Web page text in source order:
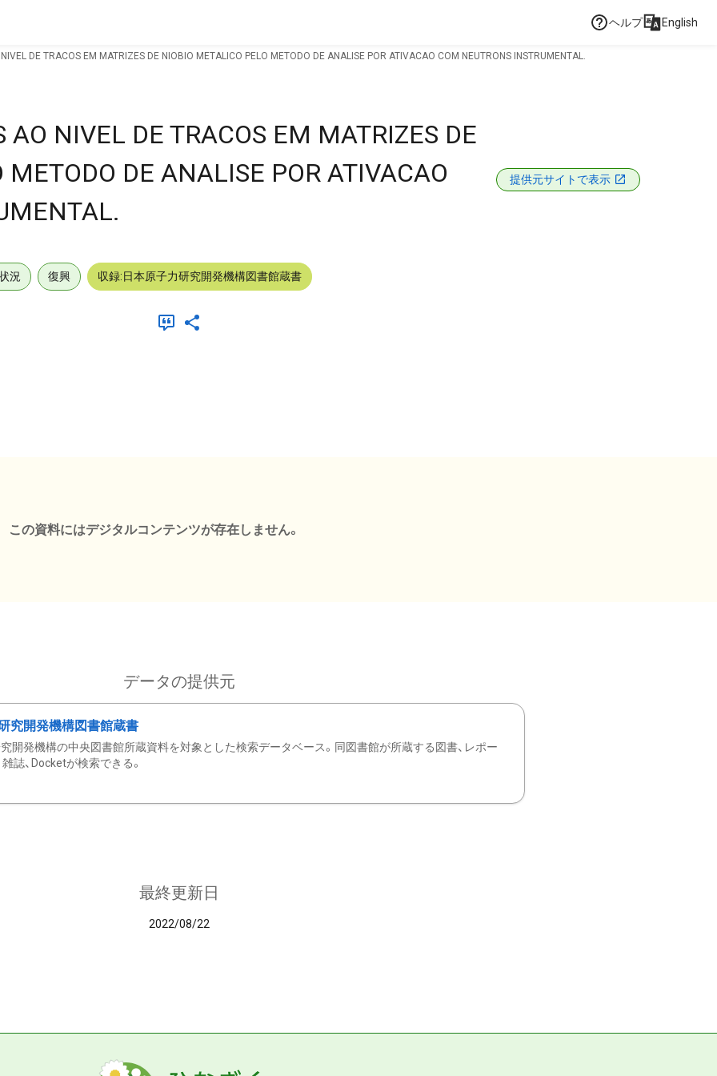
ヘルプ English
DE TRACOS EM MATRIZES DE NIOBIO METALICO PELO METODO DE ANALISE POR ATIVACAO COM NEUTRONS INSTRUMENTAL.
NIVEL DE TRACOS EM MATRIZES DE
DE ANALISE POR ATIVACAO
提供元サイトで表示
況 復興 収録:日本原子力研究開発機構図書館蔵書
この資料にはデジタルコンテンツが存在しません。
データの提供元
究開発機構図書館蔵書
開発機構の中央図書館所蔵資料を対象とした検索データベース。同図書館が所蔵する図書、レポー
雑誌、Docketが検索できる。
最終更新日
2022/08/22